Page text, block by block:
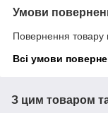
Умови
Повернення товару
Всі умови
З цим товаром